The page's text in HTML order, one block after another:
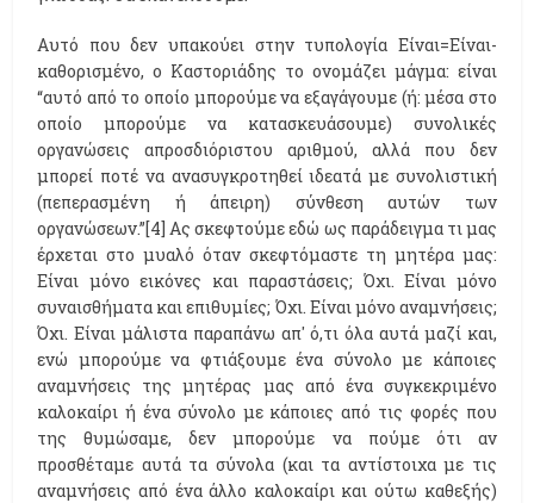
Αυτό που δεν υπακούει στην τυπολογία Είναι=Είναι-
καθορισμένο, ο Καστοριάδης το ονομάζει μάγμα: είναι
“αυτό από το οποίο μπορούμε να εξαγάγουμε (ή: μέσα στο
οποίο μπορούμε να κατασκευάσουμε) συνολικές
οργανώσεις απροσδιόριστου αριθμού, αλλά που δεν
μπορεί ποτέ να ανασυγκροτηθεί ιδεατά με συνολιστική
(πεπερασμένη ή άπειρη) σύνθεση αυτών των
οργανώσεων.”[4] Ας σκεφτούμε εδώ ως παράδειγμα τι μας
έρχεται στο μυαλό όταν σκεφτόμαστε τη μητέρα μας:
Είναι μόνο εικόνες και παραστάσεις; Όχι. Είναι μόνο
συναισθήματα και επιθυμίες; Όχι. Είναι μόνο αναμνήσεις;
Όχι. Είναι μάλιστα παραπάνω απ' ό,τι όλα αυτά μαζί και,
ενώ μπορούμε να φτιάξουμε ένα σύνολο με κάποιες
αναμνήσεις της μητέρας μας από ένα συγκεκριμένο
καλοκαίρι ή ένα σύνολο με κάποιες από τις φορές που
της θυμώσαμε, δεν μπορούμε να πούμε ότι αν
προσθέταμε αυτά τα σύνολα (και τα αντίστοιχα με τις
αναμνήσεις από ένα άλλο καλοκαίρι και ούτω καθεξής)